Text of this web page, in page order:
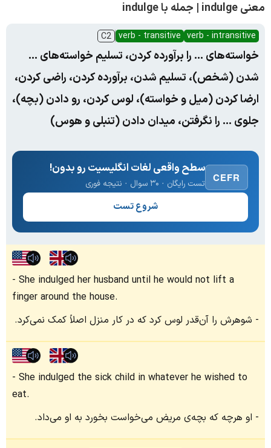
معنی indulge | جمله با indulge
verb - intransitive
verb - transitive
C2
خواسته‌های ... را برآورده کردن، تسلیم خواسته‌های ...
شدن (شخص)، تسلیم شدن، برآورده کردن، راضی کردن،
ارضا کردن (میل و خواسته)، لوس کردن، رو دادن (بچه)،
جلوی ... را نگرفتن، میدان دادن (تنبلی و هوس)
CEFR
سطح واقعی لغات انگلیسیت رو بدون!
تست رایگان · ۳۰ سوال · نتیجه فوری
شروع تست
She indulged her husband until he would not lift a
finger around the house.
شوهرش را آن‌قدر لوس کرد که در کار منزل اصلاً کمک نمی‌کرد.
She indulged the sick child in whatever he wished to
eat.
او هرچه که بچه‌ی مریض می‌خواست بخورد به او می‌داد.